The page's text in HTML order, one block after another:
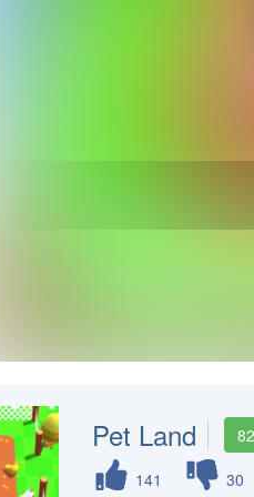
Pet Land
141
30